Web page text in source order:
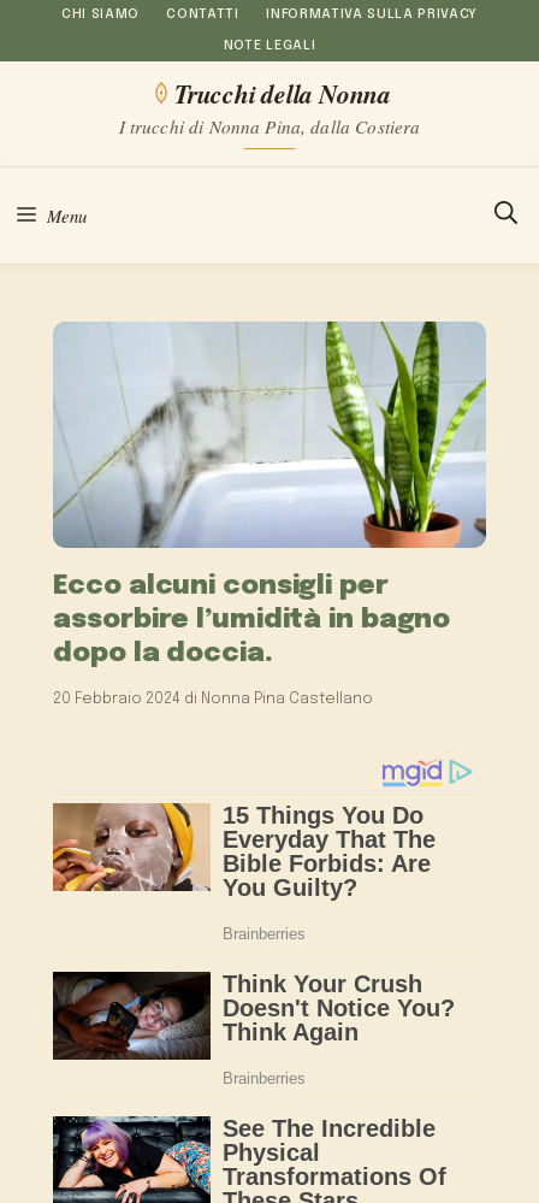
al
CHI SIAMO CONTATTI INFORMATIVA SULLA PRIVACY
NOTE LEGALI
Trucchi della Nonna
I trucchi di Nonna Pina, dalla Costiera
Menu
Ecco alcuni consigli per
assorbire l’umidità in bagno
dopo la doccia.
20 Febbraio 2024 di Nonna Pina Castellano